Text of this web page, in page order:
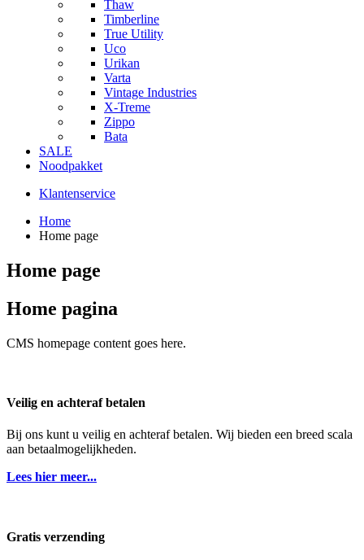
Thaw
Timberline
True Utility
Uco
Urikan
Varta
Vintage Industries
X-Treme
Zippo
Bata
SALE
Noodpakket
Klantenservice
Home
Home page
Home page
Home pagina
CMS homepage content goes here.
Veilig en achteraf betalen
Bij ons kunt u veilig en achteraf betalen. Wij bieden een breed scala
aan betaalmogelijkheden.
Lees hier meer...
Gratis verzending